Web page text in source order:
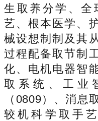
生取养分学、全
艺、根本医学、
械设想制制及其
过程配备取节制
化、电机电器智
取系统、工业
（0809）、消息
较机科学取手